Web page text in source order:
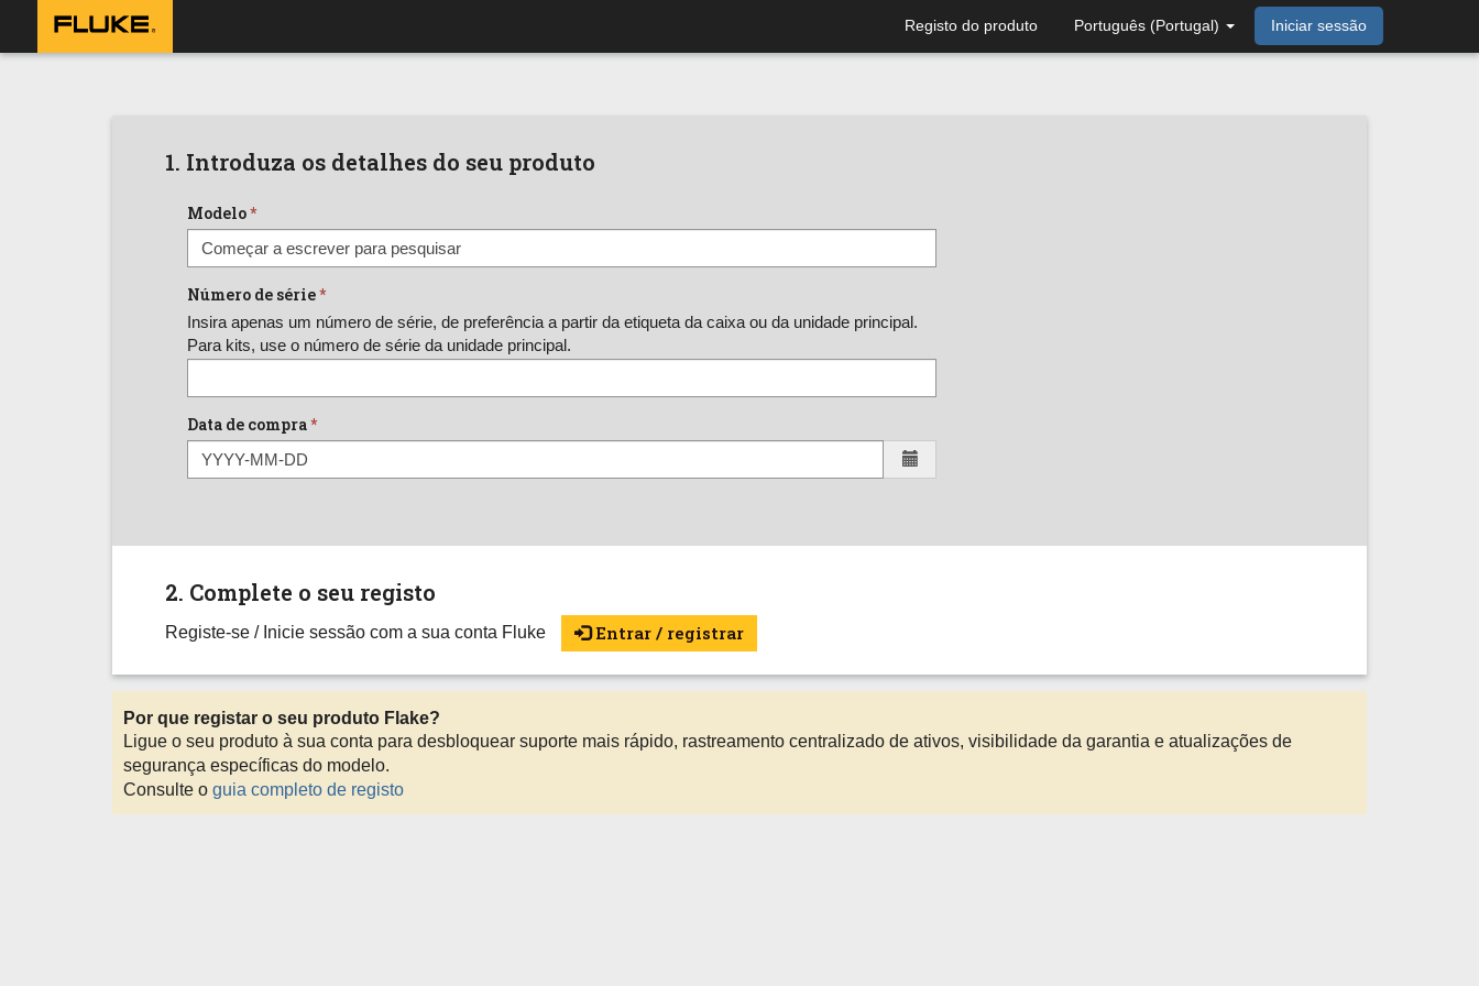
Registo do produto Português (Portugal) Iniciar sessão
1. Introduza os detalhes do seu produto
Modelo
Número de série
Insira apenas um número de série, de preferência a partir da etiqueta da caixa ou da unidade principal.
Para kits, use o número de série da unidade principal.
Data de compra
2. Complete o seu registo
Registe-se / Inicie sessão com a sua conta Fluke Entrar / registrar
Por que registar o seu produto Flake?
Ligue o seu produto à sua conta para desbloquear suporte mais rápido, rastreamento centralizado de ativos, visibilidade da garantia e atualizações de
segurança específicas do modelo.
Consulte o guia completo de registo